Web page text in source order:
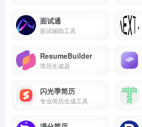
面试通
面试辅助工具
ResumeBuilder
简历生成器
闪光季简历
专业简历生成工具